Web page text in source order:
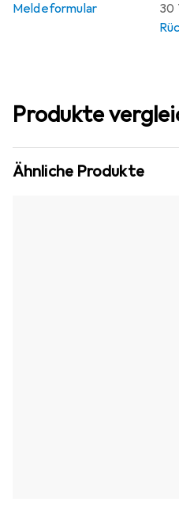
30
Meldeformular
Produkte
Ähnliche Produkte